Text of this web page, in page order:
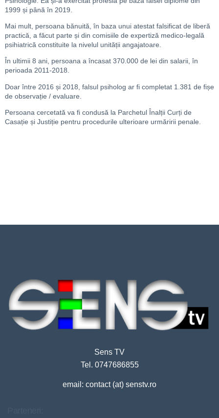
1999 și până în 2019.
Mai mult, persoana bănuită, în baza unui atestat falsificat de liberă
practică, a făcut parte și din comisiile de expertiză medico-legală
psihiatrică constituite la nivelul unității angajatoare.
În ultimii 8 ani, persoana a încasat 370.000 de lei din salarii, în
perioada 2011-2018.
Doar între 2016 și 2018, falsul psiholog ar fi completat 1.381 de fișe
de observație / evaluare.
Persoana cercetată va fi condusă la Parchetul Înalții Curți de
Casație și Justiție pentru procedurile ulterioare urmăririi penale.
Sens TV
Tel. 0747686855
email: contact (at) senstv.ro